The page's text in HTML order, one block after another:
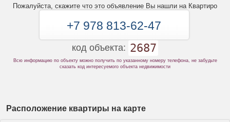
Пожалуйста, скажите что это объявление Вы нашли на Квартиро
+7 978 813-62-47
код объекта: 2687
Всю информацию по объекту можно получить по указанному номеру телефона, не забудьте
сказать код интересуемого объекта недвижимости
Расположение квартиры на карте